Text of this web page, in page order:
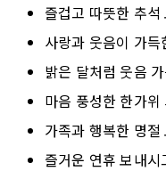
즐겁고 따뜻한 추
사랑과 웃음이 가
밝은 달처럼 웃음
마음 풍성한 한가위
가족과 행복한 명절
즐거운 연휴 보내